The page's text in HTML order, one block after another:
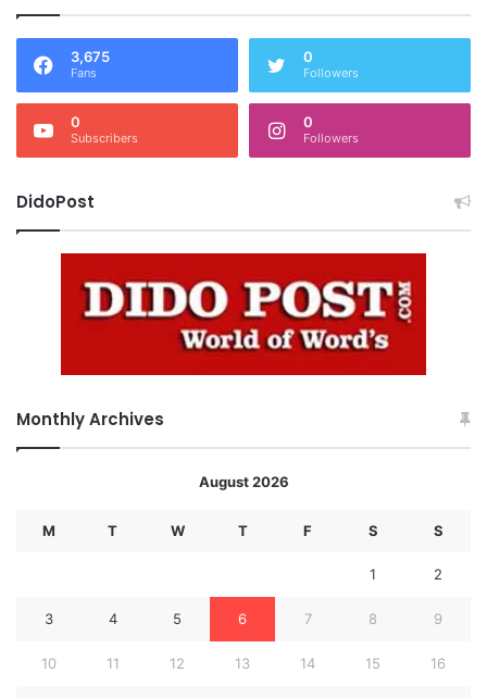
3,675
Fans
0
Followers
0
Subscribers
0
Followers
DidoPost
Monthly Archives
August 2026
M T W T F S S
1 2
3 4 5 6 7 8 9
10 11 12 13 14 15 16